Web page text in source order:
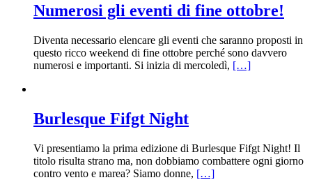
Numerosi gli eventi di fine ottobre!
Diventa necessario elencare gli eventi che saranno proposti in
questo ricco weekend di fine ottobre perché sono davvero
numerosi e importanti. Si inizia di mercoledì, […]
Burlesque Fifgt Night
Vi presentiamo la prima edizione di Burlesque Fifgt Night! Il
titolo risulta strano ma, non dobbiamo combattere ogni giorno
contro vento e marea? Siamo donne, […]